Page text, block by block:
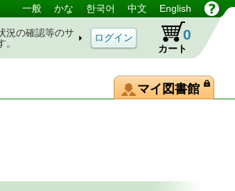
一般 かな 한국어 中文 English
況の確認等のサ
カート
0
マイ図書館